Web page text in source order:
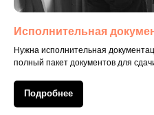
Исполнительная
Нужна исполнительная
полный пакет документов для
Подробнее